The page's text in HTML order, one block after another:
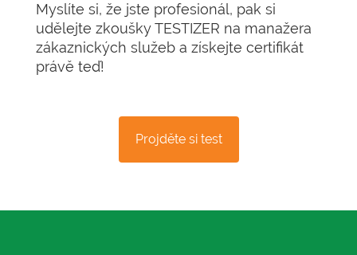
Myslíte si, že jste profesionál, pak si
udělejte zkoušky TESTIZER na manažera
zákaznických služeb a získejte certifikát
právě teď!
Projděte si test